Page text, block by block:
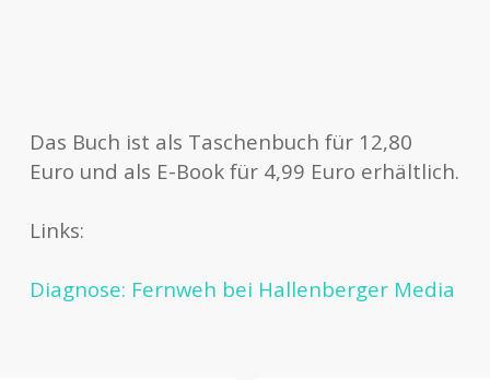
Das Buch ist als Taschenbuch für 12,80
Euro und als E-Book für 4,99 Euro erhältlich.
Links:
Diagnose: Fernweh bei Hallenberger Media